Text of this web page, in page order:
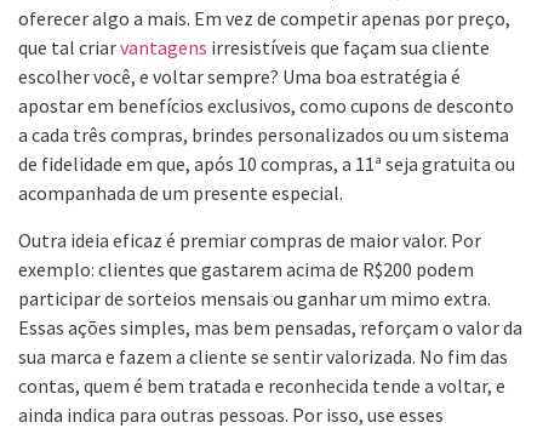
oferecer algo a mais. Em vez de competir apenas por preço,
que tal criarvantagens irresistíveis que façam sua cliente
escolher você, e voltar sempre? Uma boa estratégia é
apostar em benefícios exclusivos, como cupons de desconto
a cada três compras, brindes personalizados ou um sistema
de fidelidade em que, após 10 compras, a 11ª seja gratuita ou
acompanhada de um presente especial.
Outra ideia eficaz é premiar compras de maior valor. Por
exemplo: clientes que gastarem acima de R$200 podem
participar de sorteios mensais ou ganhar um mimo extra.
Essas ações simples, mas bem pensadas, reforçam o valor da
sua marca e fazem a cliente se sentir valorizada. No fim das
contas, quem é bem tratada e reconhecida tende a voltar, e
ainda indica para outras pessoas. Por isso, use esses